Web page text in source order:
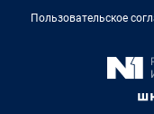
Пользовательское